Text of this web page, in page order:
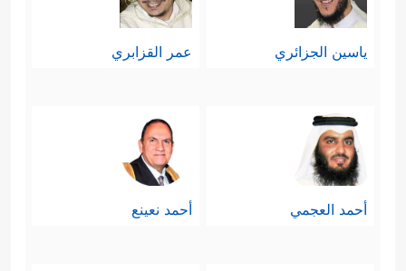
ياسين الجزائري عمر القزابري
أحمد العجمي أحمد نعينع